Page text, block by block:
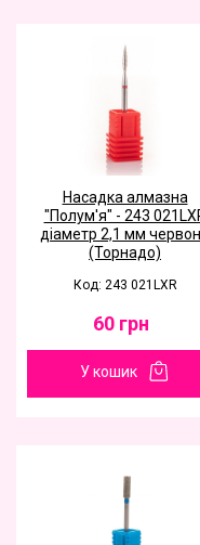
Насадка алмазна
"Полум'я" - 243
діаметр 2,1 мм
(Торнадо)
Код: 243 021LXR
60 грн
У кошик